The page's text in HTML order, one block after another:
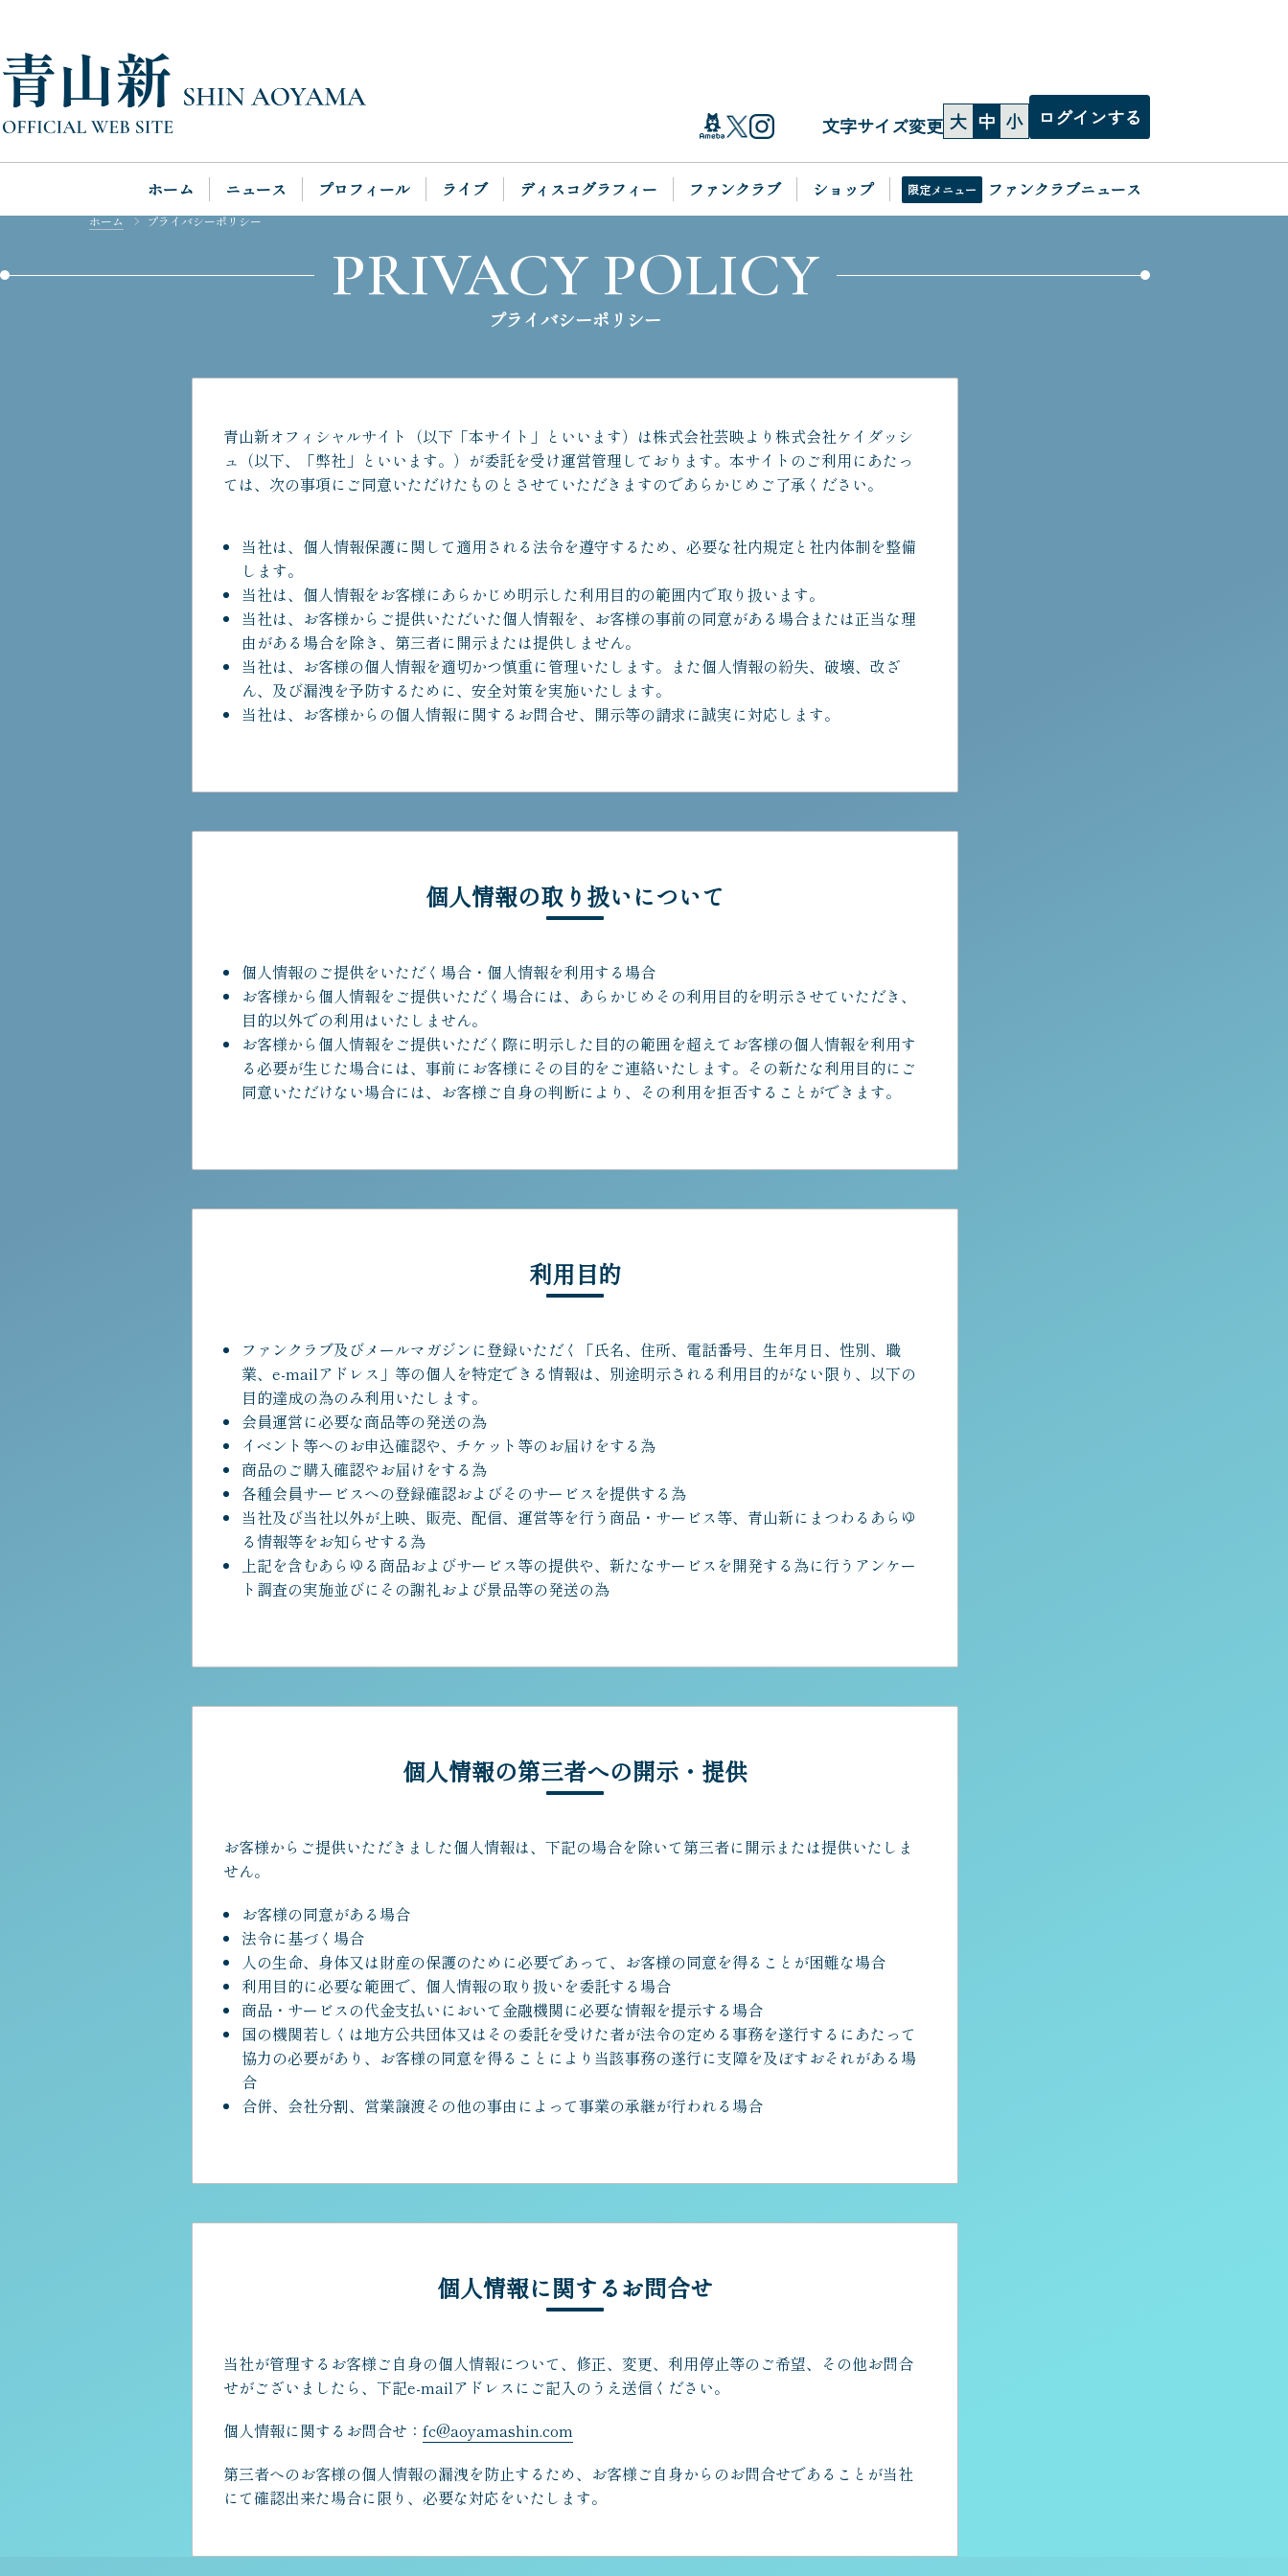
文字サイズ変更 大 中 小 ログインする
ホーム ニュース プロフィール ライブ ディスコグラフィー ファンクラブ ショップ ファンクラブニュース
ホーム プライバシーポリシー
PRIVACY POLICY
プライバシーポリシー
青山新オフィシャルサイト（以下「本サイト」といいます）は株式会社芸映より株式会社ケイダッシ
ュ（以下、「弊社」といいます。）が委託を受け運営管理しております。本サイトのご利用にあたっ
ては、次の事項にご同意いただけたものとさせていただきますのであらかじめご了承ください。
当社は、個人情報保護に関して適用される法令を遵守するため、必要な社内規定と社内体制を整備
します。
当社は、個人情報をお客様にあらかじめ明示した利用目的の範囲内で取り扱います。
当社は、お客様からご提供いただいた個人情報を、お客様の事前の同意がある場合または正当な理
由がある場合を除き、第三者に開示または提供しません。
当社は、お客様の個人情報を適切かつ慎重に管理いたします。また個人情報の紛失、破壊、改ざ
ん、及び漏洩を予防するために、安全対策を実施いたします。
当社は、お客様からの個人情報に関するお問合せ、開示等の請求に誠実に対応します。
個人情報の取り扱いについて
個人情報のご提供をいただく場合・個人情報を利用する場合
お客様から個人情報をご提供いただく場合には、あらかじめその利用目的を明示させていただき、
目的以外での利用はいたしません。
お客様から個人情報をご提供いただく際に明示した目的の範囲を超えてお客様の個人情報を利用す
る必要が生じた場合には、事前にお客様にその目的をご連絡いたします。その新たな利用目的にご
同意いただけない場合には、お客様ご自身の判断により、その利用を拒否することができます。
利用目的
ファンクラブ及びメールマガジンに登録いただく「氏名、住所、電話番号、生年月日、性別、職
業、e-mailアドレス」等の個人を特定できる情報は、別途明示される利用目的がない限り、以下の
目的達成の為のみ利用いたします。
会員運営に必要な商品等の発送の為
イベント等へのお申込確認や、チケット等のお届けをする為
商品のご購入確認やお届けをする為
各種会員サービスへの登録確認およびそのサービスを提供する為
当社及び当社以外が上映、販売、配信、運営等を行う商品・サービス等、青山新にまつわるあらゆ
る情報等をお知らせする為
上記を含むあらゆる商品およびサービス等の提供や、新たなサービスを開発する為に行うアンケー
ト調査の実施並びにその謝礼および景品等の発送の為
個人情報の第三者への開示・提供
お客様からご提供いただきました個人情報は、下記の場合を除いて第三者に開示または提供いたしま
せん。
お客様の同意がある場合
法令に基づく場合
人の生命、身体又は財産の保護のために必要であって、お客様の同意を得ることが困難な場合
利用目的に必要な範囲で、個人情報の取り扱いを委託する場合
商品・サービスの代金支払いにおいて金融機関に必要な情報を提示する場合
国の機関若しくは地方公共団体又はその委託を受けた者が法令の定める事務を遂行するにあたって
協力の必要があり、お客様の同意を得ることにより当該事務の遂行に支障を及ぼすおそれがある場
合
合併、会社分割、営業譲渡その他の事由によって事業の承継が行われる場合
個人情報に関するお問合せ
当社が管理するお客様ご自身の個人情報について、修正、変更、利用停止等のご希望、その他お問合
せがございましたら、下記e-mailアドレスにご記入のうえ送信ください。
個人情報に関するお問合せ： fc@aoyamashin.com
第三者へのお客様の個人情報の漏洩を防止するため、お客様ご自身からのお問合せであることが当社
にて確認出来た場合に限り、必要な対応をいたします。